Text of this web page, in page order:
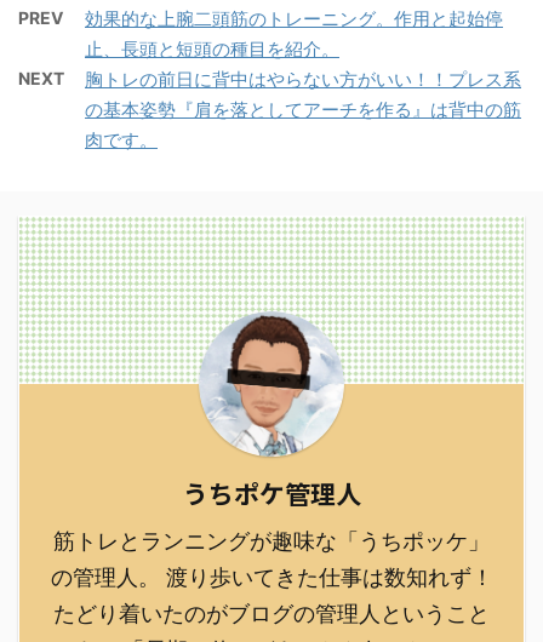
PREV
効果的な上腕二頭筋のトレーニング。作用と起始停
止、長頭と短頭の種目を紹介。
NEXT
胸トレの前日に背中はやらない方がいい！！プレス系
の基本姿勢『肩を落としてアーチを作る』は背中の筋
肉です。
うちポケ管理人
筋トレとランニングが趣味な「うちポッケ」
の管理人。 渡り歩いてきた仕事は数知れず！
たどり着いたのがブログの管理人ということ